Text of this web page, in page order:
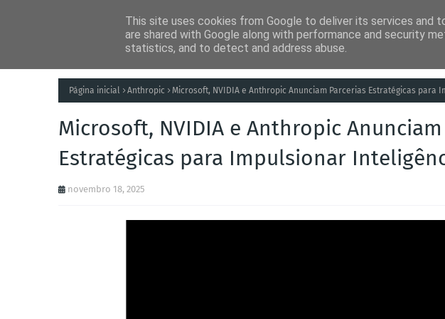
Notícias Tecnologia Análises
Página inicial Anthropic Microsoft, NVIDIA e Anthropic Anunciam Parcerias Estratégicas
Microsoft, NVIDIA e Anthropic
Estratégicas para Impulsionar
novembro 18, 2025
This site uses cookies from Google to deliver its services and
are shared with Google along with performance and security
statistics, and to detect and address abuse.